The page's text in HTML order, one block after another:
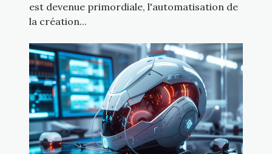
est devenue primordiale, l'automatisation de
la création...